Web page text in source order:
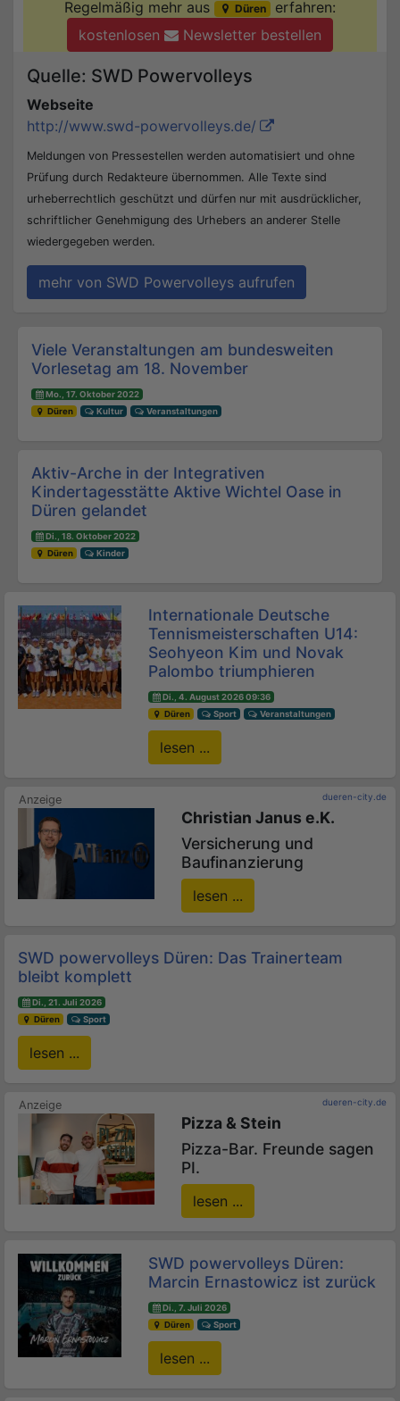
Regelmäßig mehr aus Düren
erfahren:
kostenlosen
Newsletter bestellen
Quelle: SWD Powervolleys
Webseite
http://www.swd-powervolleys.de/
Meldungen von Pressestellen werden automatisiert und ohne
Prüfung durch Redakteure übernommen. Alle Texte sind
urheberrechtlich geschützt und dürfen nur mit ausdrücklicher,
schriftlicher Genehmigung des Urhebers an anderer Stelle
wiedergegeben werden.
mehr von SWD Powervolleys aufrufen
Beitrags-Navigation
Viele Veranstaltungen am bundesweiten
Vorlesetag am 18. November
Mo., 17. Oktober 2022
Düren
Kultur Veranstaltungen
Aktiv-Arche in der Integrativen
Kindertagesstätte Aktive Wichtel Oase in
Düren gelandet
Di., 18. Oktober 2022
Düren
Kinder
Internationale Deutsche
Tennismeisterschaften U14:
Seohyeon Kim und Novak
Palombo triumphieren
Di., 4. August 2026 09:36
Düren
Sport Veranstaltungen
lesen ...
dueren-city.de
Christian Janus e.K.
Versicherung und
Baufinanzierung
lesen ...
SWD powervolleys Düren: Das Trainerteam
bleibt komplett
Di., 21. Juli 2026
Düren
Sport
lesen ...
dueren-city.de
Pizza & Stein
Pizza-Bar. Freunde sagen
PI.
lesen ...
SWD powervolleys Düren:
Marcin Ernastowicz ist zurück
Di., 7. Juli 2026
Düren
Sport
lesen ...